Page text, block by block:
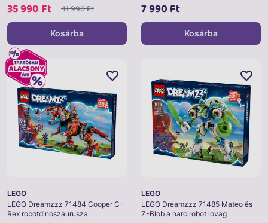
35 990 Ft 41 990 Ft
Kosárba
7 990 Ft
Kosárba
LEGO
LEGO Dreamzzz 71484 Cooper C-
Rex robotdinoszaurusza
LEGO
LEGO Dreamzzz 71485 Mateo és
Z-Blob a harcirobot lovag